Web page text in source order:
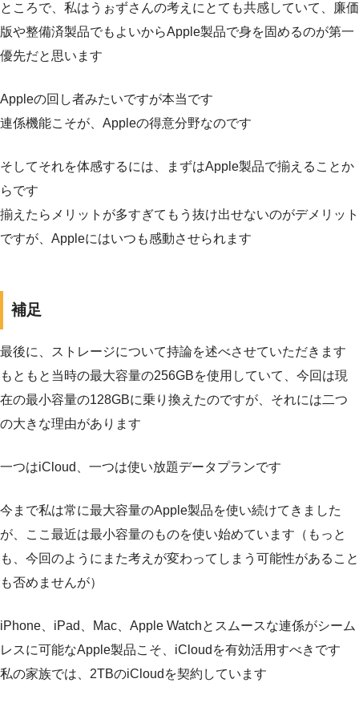
ところで、私はうぉずさんの考えにとても共感していて、廉価
版や整備済製品でもよいからApple製品で身を固めるのが第一
優先だと思います
Appleの回し者みたいですが本当です
連係機能こそが、Appleの得意分野なのです
そしてそれを体感するには、まずはApple製品で揃えることか
らです
揃えたらメリットが多すぎてもう抜け出せないのがデメリット
ですが、Appleにはいつも感動させられます
補足
最後に、ストレージについて持論を述べさせていただきます
もともと当時の最大容量の256GBを使用していて、今回は現
在の最小容量の128GBに乗り換えたのですが、それには二つ
の大きな理由があります
一つはiCloud、一つは使い放題データプランです
今まで私は常に最大容量のApple製品を使い続けてきました
が、ここ最近は最小容量のものを使い始めています（もっと
も、今回のようにまた考えが変わってしまう可能性があること
も否めませんが）
iPhone、iPad、Mac、Apple Watchとスムースな連係がシーム
レスに可能なApple製品こそ、iCloudを有効活用すべきです
私の家族では、2TBのiCloudを契約しています